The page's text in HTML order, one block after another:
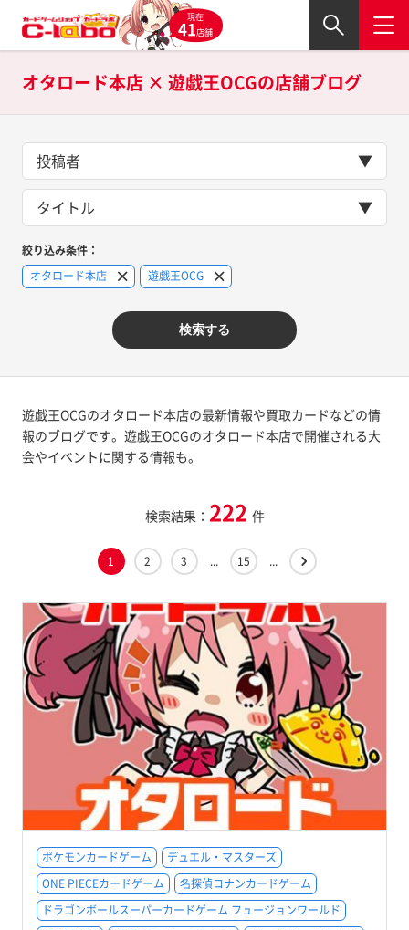
現在
41店舗
オタロード本店 × 遊戯王OCGの店舗ブログ
投稿者
タイトル
絞り込み条件：
オタロード本店
遊戯王OCG
検索する
遊戯王OCGのオタロード本店の最新情報や買取カードなどの情
報のブログです。遊戯王OCGのオタロード本店で開催される大
会やイベントに関する情報も。
検索結果： 222 件
1 2 3 ... 15 ...
ポケモンカードゲーム
デュエル・マスターズ
ONE PIECEカードゲーム
名探偵コナンカードゲーム
ドラゴンボールスーパーカードゲーム フュージョンワールド